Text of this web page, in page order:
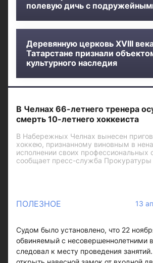
полевую дичь с
Деревянную церковь XVIII
Татарстане признали
культурного наследия
В Челнах 66-летнего тренера
смерть 10-летнего хоккеиста
В Набережных Челнах вынесен
хоккею, признанному виновным в
исполнении своих профессиональных
сообщает пресс-служба Прокуратуры
ПОЛЕЗНОЕ 13
Судом было установлено, что 22
обвиняемый с несовершеннолетними
следовал к месту проведения